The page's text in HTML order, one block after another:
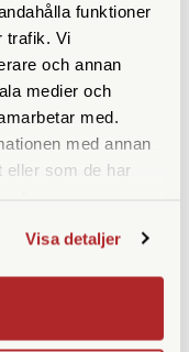
funktioner
trafik. Vi
och annan
medier och
med.
med annan
eller som de har
Visa detaljer
GFX100S II
SEK